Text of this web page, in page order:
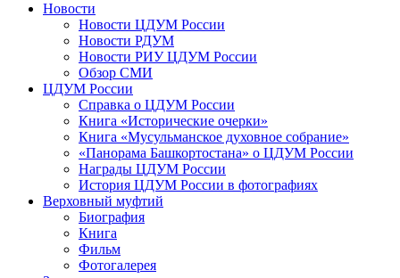
Новости
Новости ЦДУМ России
Новости РДУМ
Новости РИУ ЦДУМ России
Обзор СМИ
ЦДУМ России
Справка о ЦДУМ России
Книга «Исторические очерки»
Книга «Мусульманское духовное собрание»
«Панорама Башкортостана» о ЦДУМ России
Награды ЦДУМ России
История ЦДУМ России в фотографиях
Верховный муфтий
Биография
Книга
Фильм
Фотогалерея